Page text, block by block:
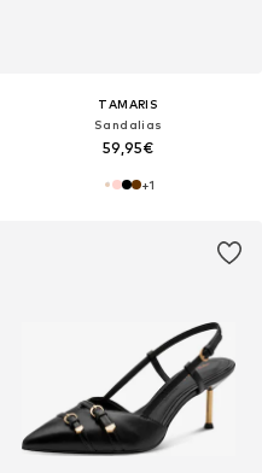
TAMARIS
Sandalias
59,95€
+1